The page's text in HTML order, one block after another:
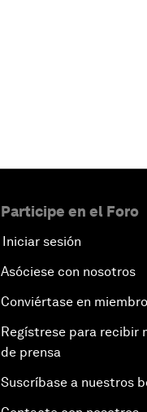
Participe en el Foro
Iniciar sesión
Asóciese con nosotros
Conviértase en miembro
Regístrese para recibir
de prensa
Suscríbase a nuestros